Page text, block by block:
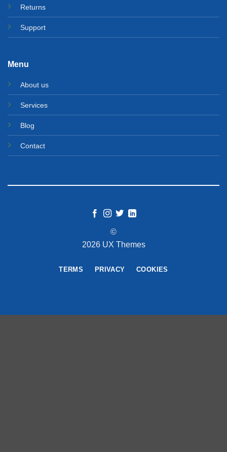
Returns
Support
Menu
About us
Services
Blog
Contact
©
2026 UX Themes
TERMS PRIVACY COOKIES